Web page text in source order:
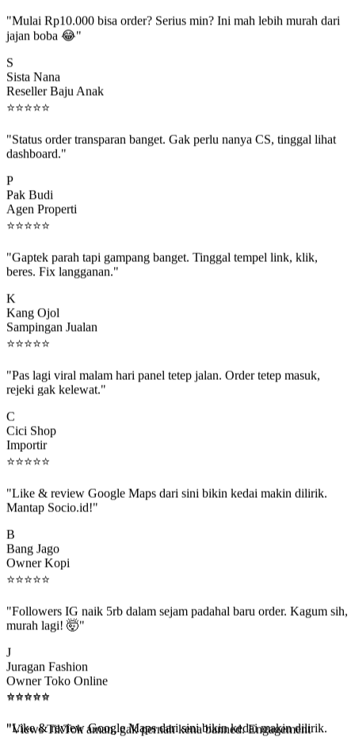
jajan boba 😂"
Sista Nana
Reseller Baju Anak
⭐⭐⭐⭐⭐
dashboard."
Pak Budi
Agen Properti
⭐⭐⭐⭐ ⭐
beres. Fix langganan."
Kang Ojol
Sampingan Jualan
⭐⭐⭐⭐⭐
rejeki gak kelewat."
Cici Shop
Importir
⭐⭐⭐⭐⭐
Mantap Socio.id!"
Bang Jago
Owner Kopi
⭐⭐⭐⭐ ⭐
murah lagi! 🤯"
Juragan Fashion
Owner Toko Online
⭐⭐⭐⭐ ⭐
beneran naik, algoritma suka."
⭐ ⭐ ⭐ ⭐ ⭐